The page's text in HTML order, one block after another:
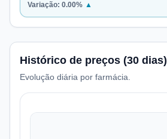
Variação: 0.00% ▲
Histórico de preços (30 dias)
Evolução diária por farmácia.